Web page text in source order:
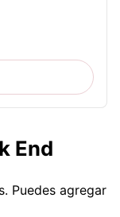
End
Puedes agregar